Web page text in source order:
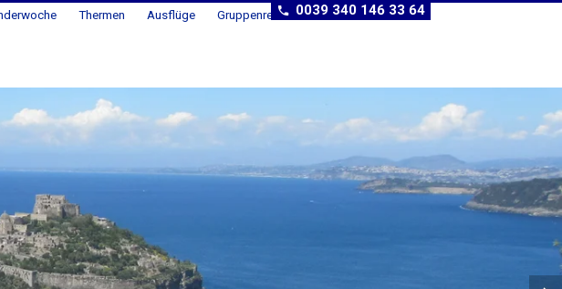
Thermen Ausflüge Gruppenreisen Weitere Reiseziele
0039 340 146 33 64